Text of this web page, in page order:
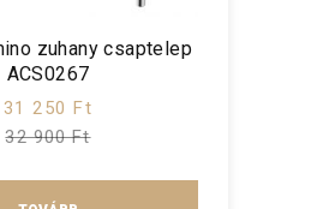
zuhany csaptelep
ACS0267
31 250 Ft
32 900 Ft